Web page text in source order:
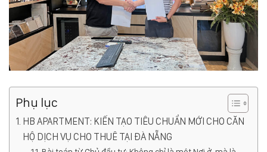
Phụ lục
HB APARTMENT: KIẾN TẠO TIÊU CHUẨN MỚI CHO CĂN
HỘ DỊCH VỤ CHO THUÊ TẠI ĐÀ NẴNG